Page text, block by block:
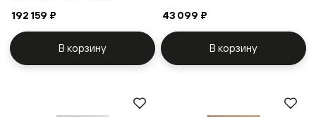
192 159 ₽
В корзину
43 099 ₽
В корзину